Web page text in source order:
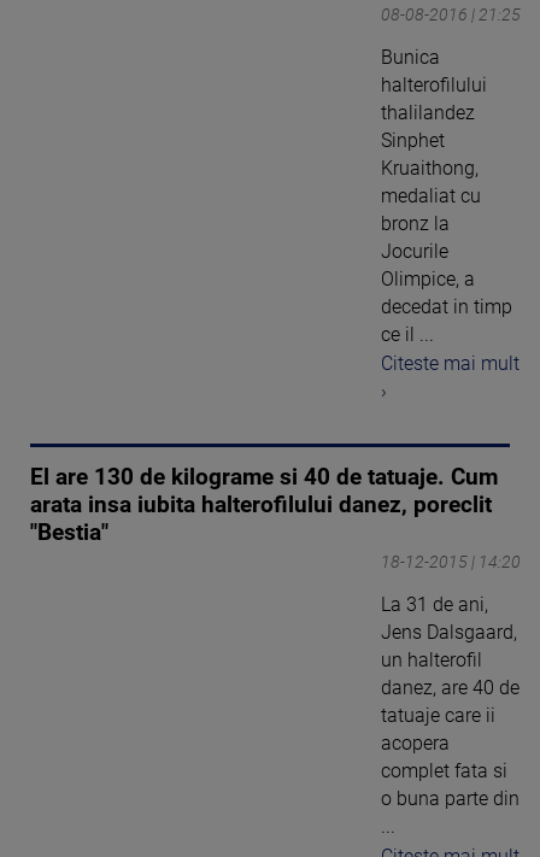
08-08-2016 | 21:25
Bunica
halterofilului
thalilandez
Sinphet
Kruaithong,
medaliat cu
bronz la
Jocurile
Olimpice, a
decedat in timp
ce il ...
Citeste mai mult
›
El are 130 de kilograme si 40 de tatuaje. Cum
arata insa iubita halterofilului danez, poreclit
"Bestia"
18-12-2015 | 14:20
La 31 de ani,
Jens Dalsgaard,
un halterofil
danez, are 40 de
tatuaje care ii
acopera
complet fata si
o buna parte din
...